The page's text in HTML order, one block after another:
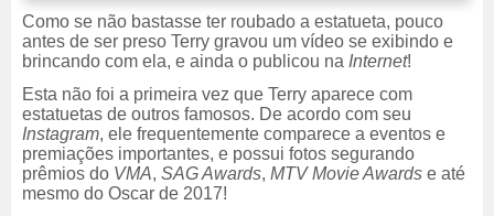
Como se não bastasse ter roubado a estatueta, pouco
antes de ser preso Terry gravou um vídeo se exibindo e
brincando com ela, e ainda o publicou na Internet!
Esta não foi a primeira vez que Terry aparece com
estatuetas de outros famosos. De acordo com seu
Instagram, ele frequentemente comparece a eventos e
premiações importantes, e possui fotos segurando
prêmios do VMA, SAG Awards, MTV Movie Awards e até
mesmo do Oscar de 2017!